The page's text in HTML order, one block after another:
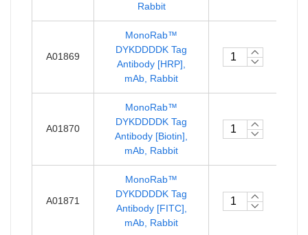
Rabbit
A01869
MonoRab™
DYKDDDDK Tag
Antibody [HRP],
mAb, Rabbit
A01870
MonoRab™
DYKDDDDK Tag
Antibody [Biotin],
mAb, Rabbit
A01871
MonoRab™
DYKDDDDK Tag
Antibody [FITC],
mAb, Rabbit